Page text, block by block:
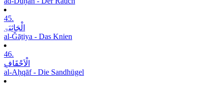
45.
الْجَاثِیَۃِ
al-Ǧāṯiya - Das Knien
46.
الْاَحْقَافِ
al-Aḥqāf - Die Sandhügel